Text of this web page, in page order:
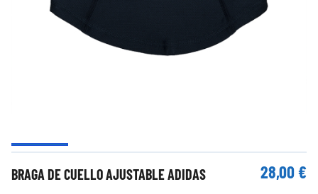
BRAGA DE CUELLO AJUSTABLE ADIDAS 28,00 €